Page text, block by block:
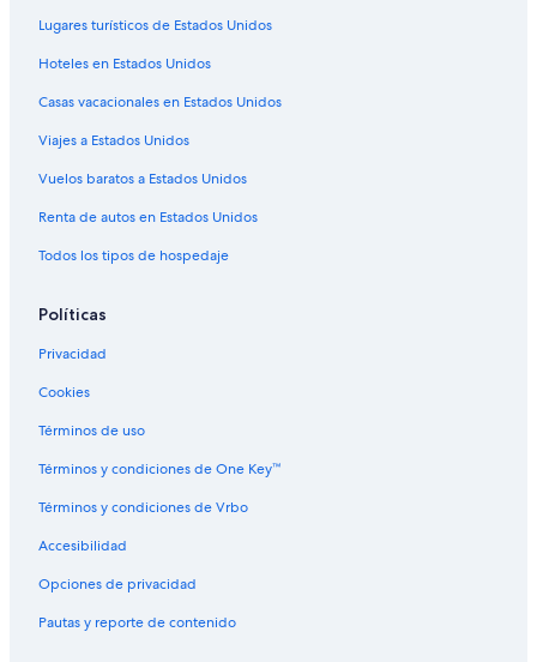
Hoteles con alberca en Papeete
Hoteles con restaurante en Papeete
Hoteles con hidromasaje en Papeete
Hoteles con traslado del/al aeropuerto en Papeete
Lugares turísticos de Estados Unidos
Hoteles en Estados Unidos
Casas vacacionales en Estados Unidos
Viajes a Estados Unidos
Vuelos baratos a Estados Unidos
Renta de autos en Estados Unidos
Todos los tipos de hospedaje
Políticas
Privacidad
Cookies
Términos de uso
Términos y condiciones de One Key™
Términos y condiciones de Vrbo
Accesibilidad
Opciones de privacidad
Pautas y reporte de contenido